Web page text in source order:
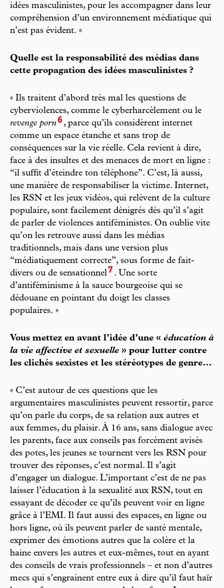
idées masculinistes, pour les accompagner dans leur
compréhension d’un environnement médiatique qui
n’est pas évident. »
Quelle est la responsabilité des médias dans
cette propagation des idées masculinistes ?
« Ils traitent d’abord très mal les questions de
cyberviolences, comme le cyberharcèlement ou le
revenge porn6 , parce qu’ils considèrent internet
comme un espace étanche et sans trop de
conséquences sur la vie réelle. Cela revient à dire,
face à des insultes et des menaces de mort en ligne :
“il suffit d’éteindre ton téléphone”. C’est, là aussi,
une manière de responsabiliser la victime. Internet,
les RSN et les jeux vidéos, qui relèvent de la culture
populaire, sont facilement dénigrés dès qu’il s’agit
de parler de violences antiféministes. On oublie vite
qu’on les retrouve aussi dans les médias
traditionnels, mais dans une version plus
“médiatiquement correcte”, sous forme de fait-
divers ou de sensationnel7 . Une sorte
d’antiféminisme à la sauce bourgeoise qui se
dédouane en pointant du doigt les classes
populaires. »
Vous mettez en avant l’idée d’une « éducation à
la vie affective et sexuelle » pour lutter contre
les clichés sexistes et les stéréotypes de genre…
« C’est autour de ces questions que les
argumentaires masculinistes peuvent ressortir, parce
qu’on parle du corps, de sa relation aux autres et
aux femmes, du plaisir. À 16 ans, sans dialogue avec
les parents, face aux conseils pas forcément avisés
des potes, les jeunes se tournent vers les RSN pour
trouver des réponses, c’est normal. Il s’agit
d’engager un dialogue. L’important c’est de ne pas
laisser l’éducation à la sexualité aux RSN, tout en
essayant de décoder ce qu’ils peuvent voir en ligne
grâce à l’EMI. Il faut aussi des espaces, en ligne ou
hors ligne, où ils peuvent parler de santé mentale,
exprimer des émotions autres que la colère et la
haine envers les autres et eux-mêmes, tout en ayant
des conseils de vrais professionnels – et non d’autres
mecs qui s’engrainent entre eux à dire qu’il faut haïr